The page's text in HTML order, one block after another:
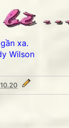
xa.
Wilson